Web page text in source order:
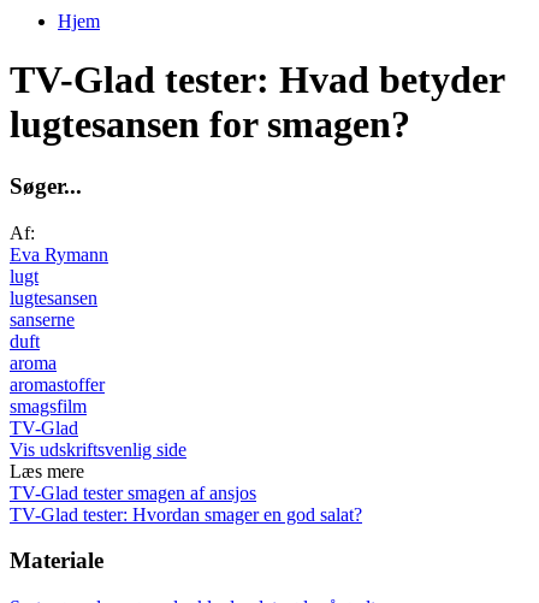
Hjem
TV-Glad tester: Hvad betyder
lugtesansen for smagen?
Søger...
Af:
Eva Rymann
lugt
lugtesansen
sanserne
duft
aroma
aromastoffer
smagsfilm
TV-Glad
Vis udskriftsvenlig side
Læs mere
TV-Glad tester smagen af ansjos
TV-Glad tester: Hvordan smager en god salat?
Materiale